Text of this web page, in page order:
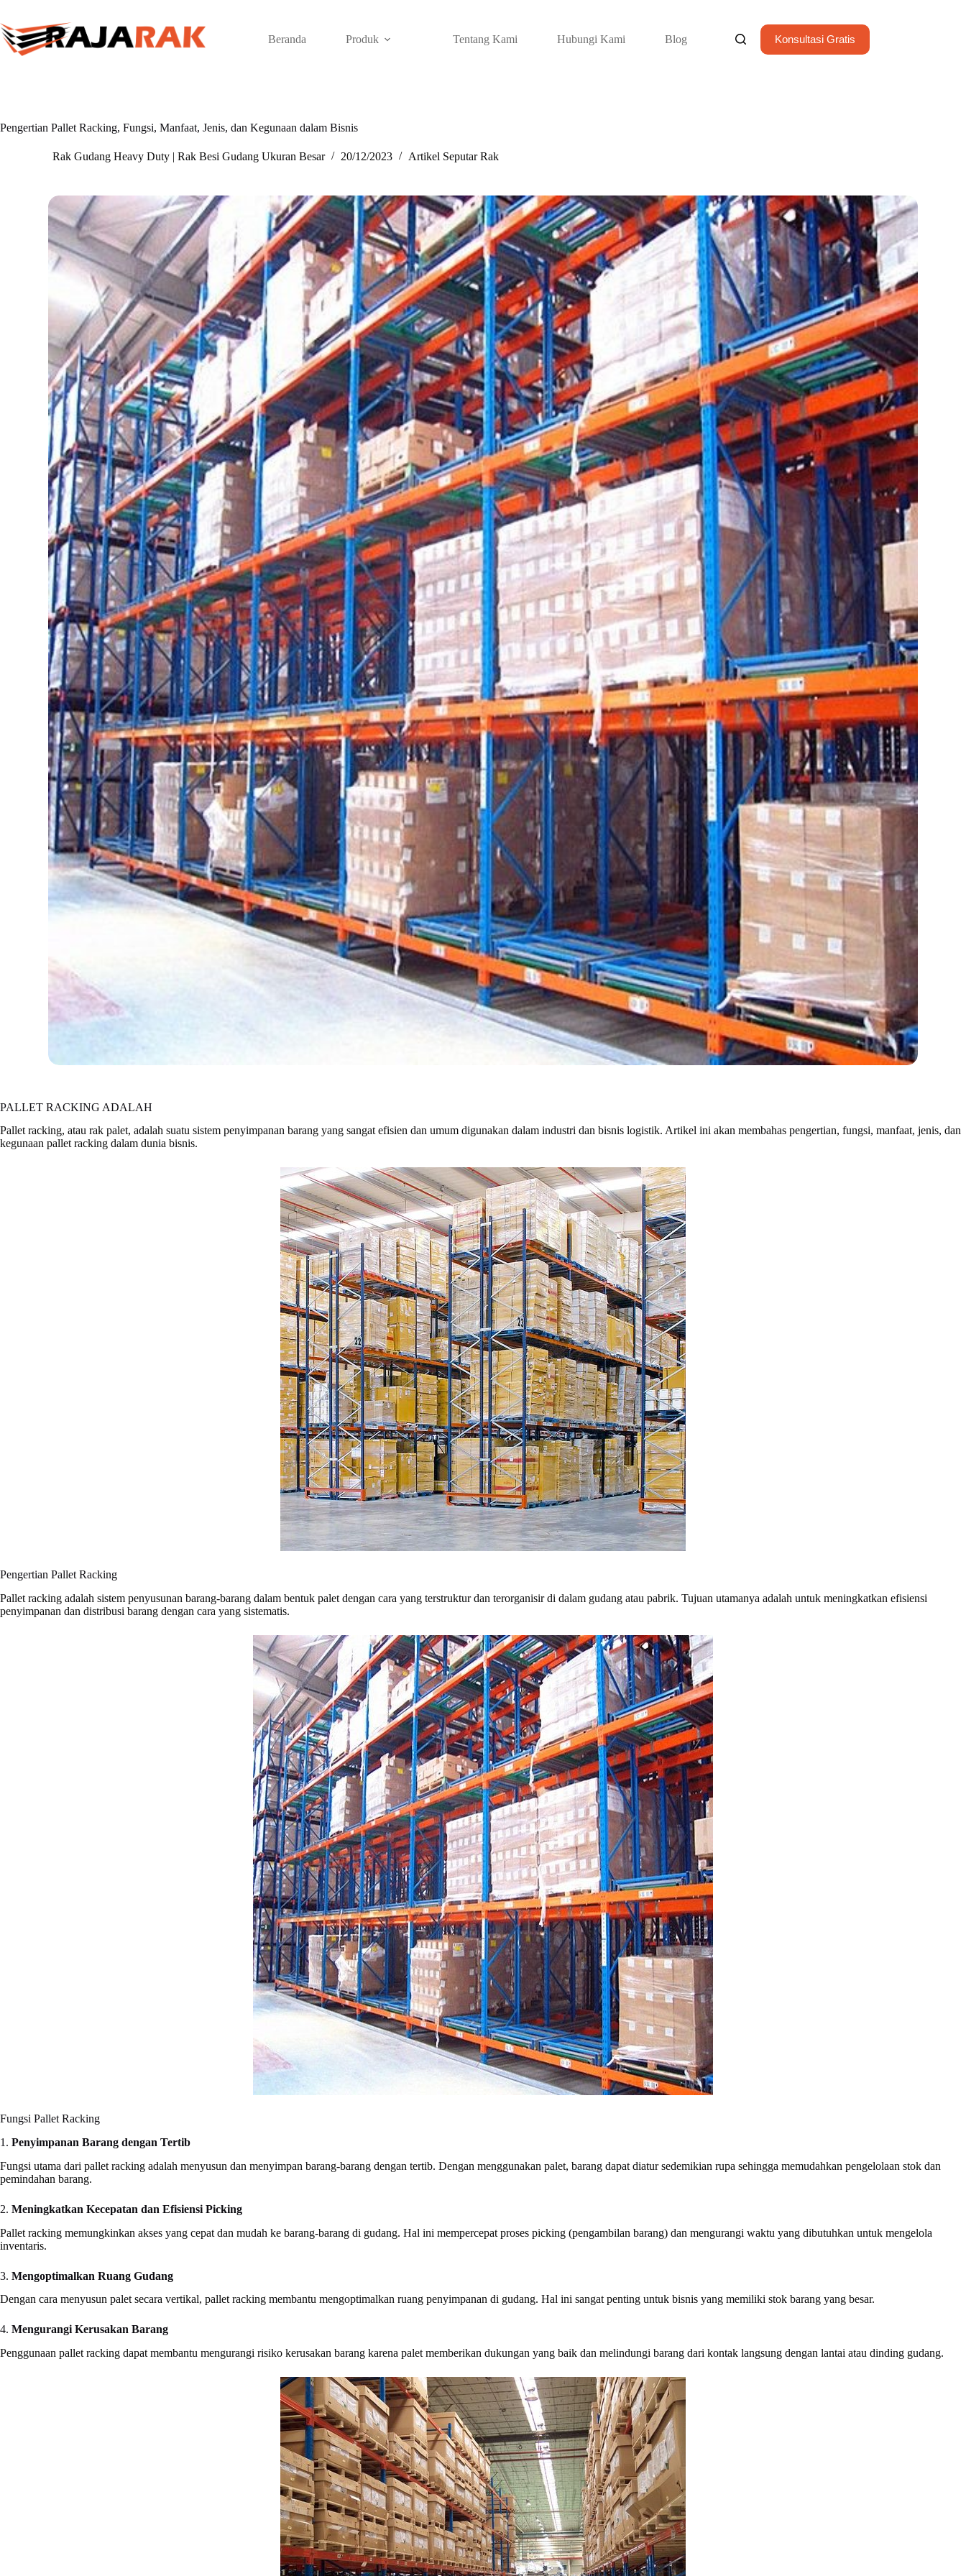
content
Beranda Produk Tentang Kami Hubungi Kami Blog Konsultasi Gratis
Pengertian Pallet Racking, Fungsi, Manfaat, Jenis, dan Kegunaan dalam Bisnis
Rak Gudang Heavy Duty | Rak Besi Gudang Ukuran Besar 20/12/2023 Artikel Seputar Rak
PALLET RACKING ADALAH
Pallet racking, atau rak palet, adalah suatu sistem penyimpanan barang yang sangat efisien dan umum digunakan dalam industri dan bisnis logistik. Artikel ini akan membahas pengertian, fungsi, manfaat, jenis, dan
kegunaan pallet racking dalam dunia bisnis.
Pengertian Pallet Racking
Pallet racking adalah sistem penyusunan barang-barang dalam bentuk palet dengan cara yang terstruktur dan terorganisir di dalam gudang atau pabrik. Tujuan utamanya adalah untuk meningkatkan efisiensi
penyimpanan dan distribusi barang dengan cara yang sistematis.
Fungsi Pallet Racking
1. Penyimpanan Barang dengan Tertib
Fungsi utama dari pallet racking adalah menyusun dan menyimpan barang-barang dengan tertib. Dengan menggunakan palet, barang dapat diatur sedemikian rupa sehingga memudahkan pengelolaan stok dan
pemindahan barang.
2. Meningkatkan Kecepatan dan Efisiensi Picking
Pallet racking memungkinkan akses yang cepat dan mudah ke barang-barang di gudang. Hal ini mempercepat proses picking (pengambilan barang) dan mengurangi waktu yang dibutuhkan untuk mengelola
inventaris.
3. Mengoptimalkan Ruang Gudang
Dengan cara menyusun palet secara vertikal, pallet racking membantu mengoptimalkan ruang penyimpanan di gudang. Hal ini sangat penting untuk bisnis yang memiliki stok barang yang besar.
4. Mengurangi Kerusakan Barang
Penggunaan pallet racking dapat membantu mengurangi risiko kerusakan barang karena palet memberikan dukungan yang baik dan melindungi barang dari kontak langsung dengan lantai atau dinding gudang.